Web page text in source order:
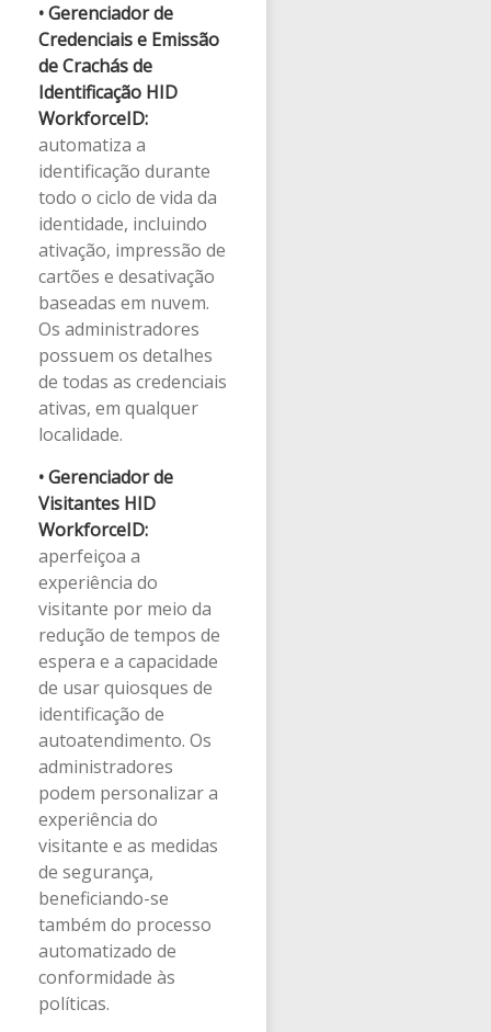
• Gerenciador de
Credenciais e Emissão
de Crachás de
Identificação HID
WorkforceID:
automatiza a
identificação durante
todo o ciclo de vida da
identidade, incluindo
ativação, impressão de
cartões e desativação
baseadas em nuvem.
Os administradores
possuem os detalhes
de todas as credenciais
ativas, em qualquer
localidade.
• Gerenciador de
Visitantes HID
WorkforceID:
aperfeiçoa a
experiência do
visitante por meio da
redução de tempos de
espera e a capacidade
de usar quiosques de
identificação de
autoatendimento. Os
administradores
podem personalizar a
experiência do
visitante e as medidas
de segurança,
beneficiando-se
também do processo
automatizado de
conformidade às
políticas.